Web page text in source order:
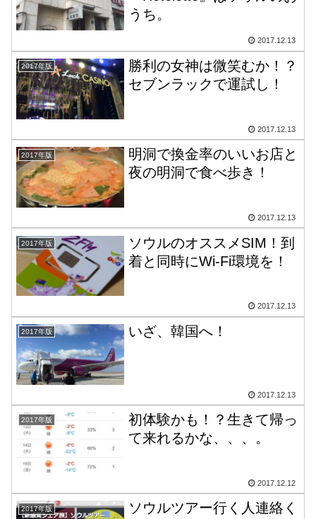
うち。
2017.12.13
2017年版
勝利の女神は微笑むか！？
セブンラックで運試し！
2017.12.13
2017年版
明洞で換金率のいいお店と
夜の明洞で食べ歩き！
2017.12.13
2017年版
ソウルのオススメSIM！到
着と同時にWi-Fi環境を！
2017.12.13
2017年版 いざ、韓国へ！
2017.12.13
2017年版
初体験かも！？生きて帰っ
て来れるかな、、、。
2017.12.12
2017年版
ソウルツアー行く人連絡く